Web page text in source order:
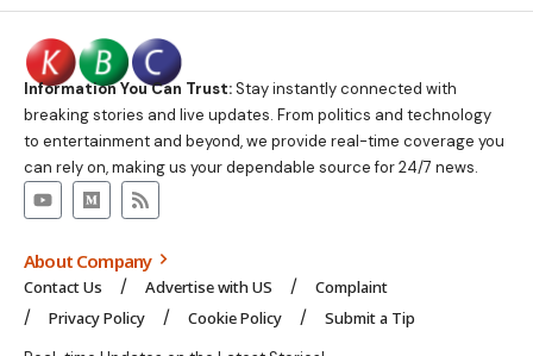
Information You Can Trust:Stay instantly connected with
breaking stories and live updates. From politics and technology
to entertainment and beyond, we provide real-time coverage you
can rely on, making us your dependable source for 24/7 news.
About Company
Contact Us Advertise with US
Complaint
Privacy Policy
Cookie Policy Submit a Tip